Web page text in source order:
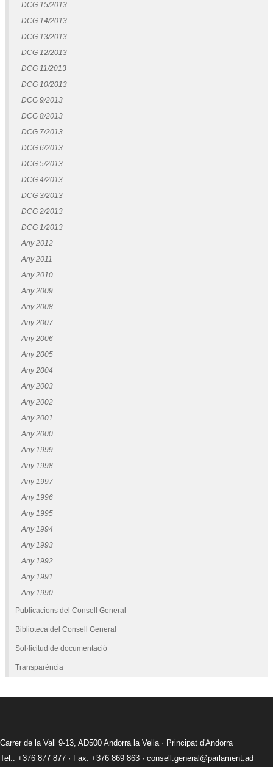
DCG 15/2013
DCG 14/2013
DCG 13/2013
DCG 12/2013
DCG 11/2013
DCG 10/2013
DCG 9/2013
DCG 8/2013
DCG 7/2013
DCG 6/2013
DCG 5/2013
DCG 4/2013
DCG 3/2013
DCG 2/2013
DCG 1/2013
Any 2012
Any 2011
Any 2010
Any 2009
Any 2008
Any 2007
Any 2006
Any 2005
Any 2004
Any 2003
Any 2002
Any 2001
Any 2000
Any 1999
Any 1998
Any 1997
Any 1996
Any 1995
Any 1994
Any 1993
Any 1992
Any 1991
Any 1990
Publicacions del Consell General
Biblioteca del Consell General
Sol·licitud de documentació
Transparència
Carrer de la Vall 9-13, AD500 Andorra la Vella · Principat d'Andorra
Tel.: +376 877 877 · Fax: +376 869 863 · consell.general@parlament.ad